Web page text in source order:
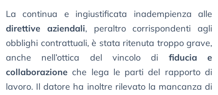
La continua e ingiustificata inadempienza alle
direttive aziendali, peraltro corrispondenti agli
obblighi contrattuali, è stata ritenuta troppo grave,
anche nell’ottica del vincolo di fiducia e
collaborazione che lega le parti del rapporto di
lavoro. Il datore ha inoltre rilevato la mancanza di